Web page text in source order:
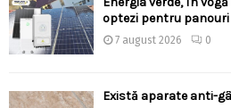
optezi pentru panouri
7 august 2026 0
Există aparate anti-